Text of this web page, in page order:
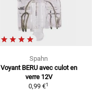
Spahn
Voyant BERU avec culot en
verre 12V
0,99 €1